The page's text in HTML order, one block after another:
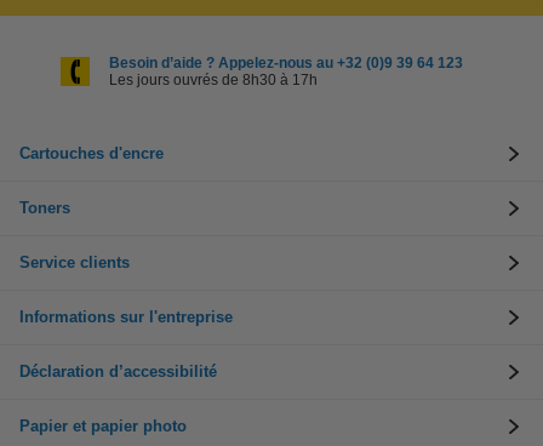
Besoin d’aide ? Appelez-nous au +32 (0)9 39 64 123
Les jours ouvrés de 8h30 à 17h
Cartouches d'encre
Toners
Service clients
Informations sur l'entreprise
Déclaration d’accessibilité
Papier et papier photo